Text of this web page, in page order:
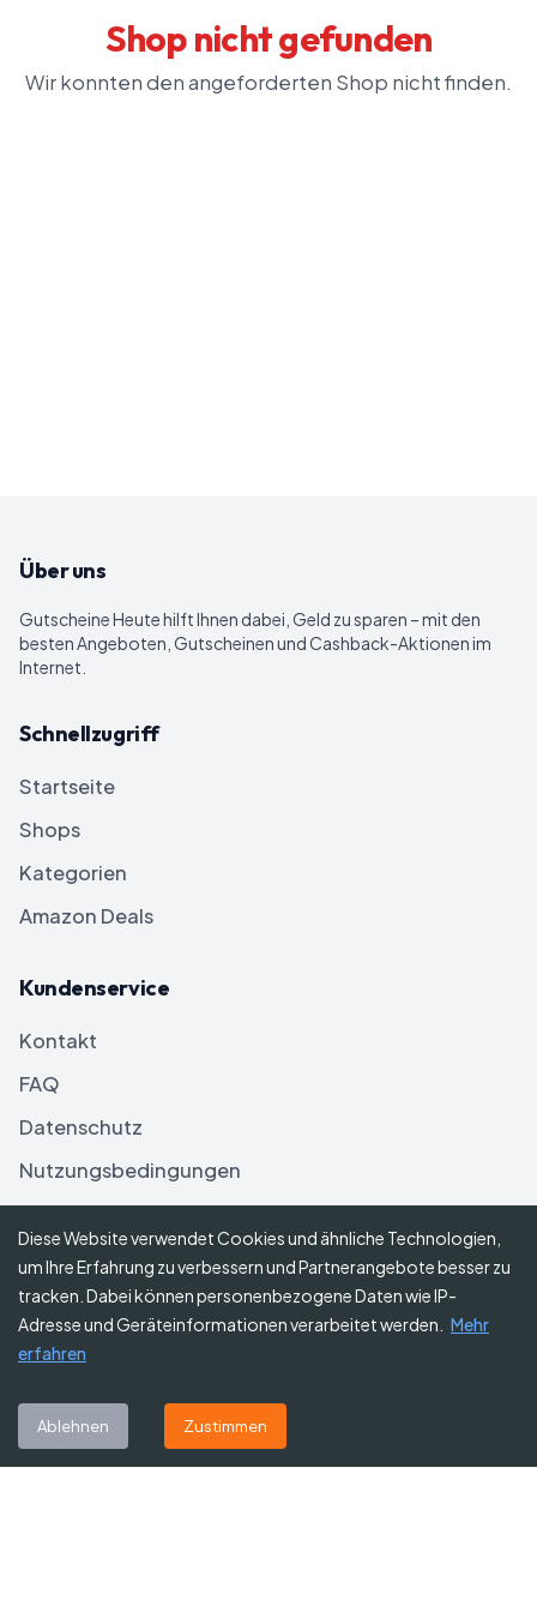
Shop nicht gefunden
Wir konnten den angeforderten Shop nicht finden.
Über uns
Gutscheine Heutehilft Ihnen dabei, Geld zu sparen – mit den
besten Angeboten, Gutscheinen und Cashback-Aktionen im
Internet.
Schnellzugriff
Startseite
Shops
Kategorien
Amazon Deals
Kundenservice
Kontakt
FAQ
Datenschutz
Nutzungsbedingungen
Haftungsausschluss
Folgen Sie uns
Diese Website verwendet Cookies und ähnliche Technologien,
um Ihre Erfahrung zu verbessern und Partnerangebote besser zu
tracken. Dabei können personenbezogene Daten wie IP-
Adresse und Geräteinformationen verarbeitet werden.
Mehr
erfahren
Ablehnen Zustimmen